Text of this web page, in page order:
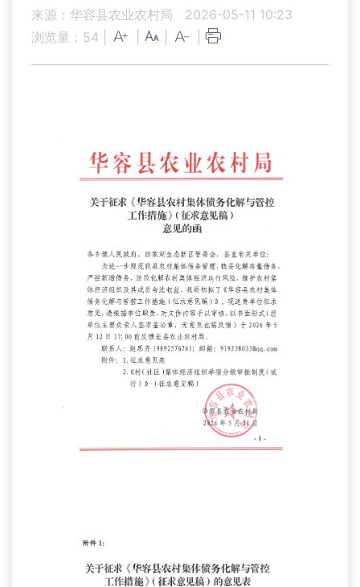
来源：华容县农业农村局
2026-05-11 10:23
浏览量： 54